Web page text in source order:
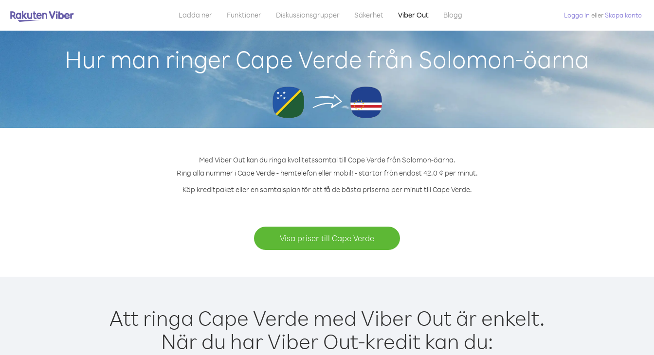
Ladda ner Funktioner Diskussionsgrupper Säkerhet Viber Out Blogg Logga in eller Skapa konto
Hur man ringer Cape Verde från Solomon-öarna
Med Viber Out kan du ringa kvalitetssamtal till Cape Verde från Solomon-öarna.
Ring alla nummer i Cape Verde - hemtelefon eller mobil! - startar från endast 42.0 ¢ per minut.
Köp kreditpaket eller en samtalsplan för att få de bästa priserna per minut till Cape Verde.
Visa priser till Cape Verde
Att ringa Cape Verde med Viber Out är enkelt.
När du har Viber Out-kredit kan du: